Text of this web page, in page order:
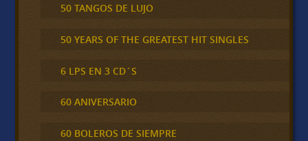
50 TANGOS DE LUJO
50 YEARS OF THE GREATEST HIT SINGLES
6 LPS EN 3 CD´S
60 ANIVERSARIO
60 BOLEROS DE SIEMPRE